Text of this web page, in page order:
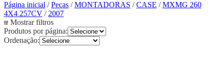
Página inicial /Peças /MONTADORAS /CASE /MXMG 260
4X4 257CV /2007
Mostrar filtros
Produtos por página:
Ordenação: